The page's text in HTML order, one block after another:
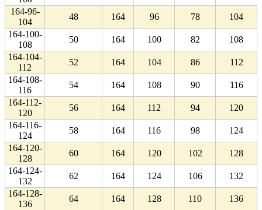
164-96-
104
48 164 96 78
104
164-100-
108
50 164 100 82
108
164-104-
112
52 164 104 86
112
164-108-
116
54 164 108 90
116
164-112-
120
56 164 112 94
120
164-116-
124
58 164 116 98
124
164-120-
128
60 164 120 102
128
164-124-
132
62 164 124 106
132
164-128-
136
64 164 128 110
136